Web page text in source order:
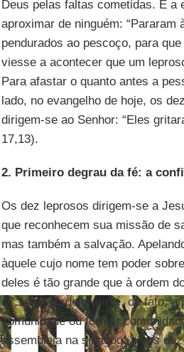
Deus pelas faltas cometidas. E a
aproximar de ninguém:
pendurados ao pescoço, para
viesse a acontecer que um
Para afastar o quanto antes a
lado, no evangelho de hoje, os
dirigem-se ao Senhor: “Eles
17,13).
2. Primeiro degrau da fé: a
Os dez leprosos dirigem-se a
que reconhecem sua missão de
mas também a salvação.
àquele cujo nome tem poder
deles é tão grande que à ordem
17,14a) – ordem que é, de fato,
comunidade ou formar
assembleia na sinagoga) – os